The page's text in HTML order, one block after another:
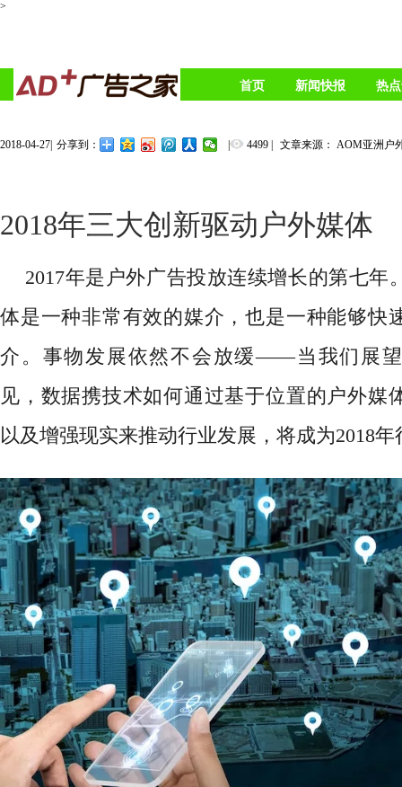
>
首页 新闻快报 热
2018-04-27| 分享到： | 4499 | 文章来源： AOM亚洲户
2018年三大创新驱动户外媒体
2017年是户外广告投放连续增长的第七年
体是一种非常有效的媒介，也是一种能够快
介。事物发展依然不会放缓——当我们展
见，数据携技术如何通过基于位置的户外媒
以及增强现实来推动行业发展，将成为2018